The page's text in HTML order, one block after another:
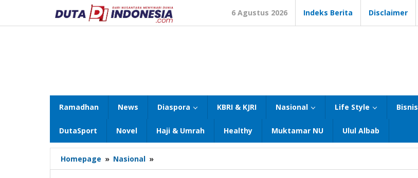
konten
6 Agustus 2026 Indeks Berita Disclaimer
Ramadhan News Diaspora KBRI & KJRI Nasional Life Style Bisnis
DutaSport Novel Haji & Umrah Healthy Muktamar NU Ulul Albab
Homepage » Nasional »
Kembali